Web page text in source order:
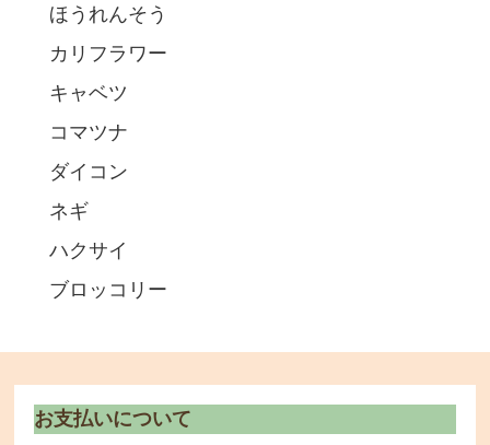
ほうれんそう
カリフラワー
キャベツ
コマツナ
ダイコン
ネギ
ハクサイ
ブロッコリー
お支払いについて